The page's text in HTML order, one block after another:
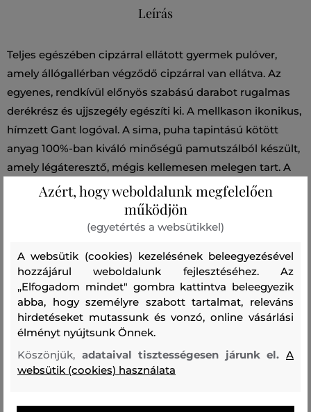
Leírás
Teljes egészében cipzárral ellátott gyermek pulóver,
amely állógallérban végződő cipzárral van ellátva. Az
egyenes, rendkívül előnyös szabású darabot rugalmas
derékrész és ujjszegély egészíti ki. A mellkason ikonikus,
hímzett Gant logóval. A sima, puha tapintású kötött
anyag 100%-ban kiváló minőségű pamutszálból készült,
amely légáteresztő, mégis kellemesen melegen tart. A
prémium anyagösszetétel rendkívül kényelmes érzést
biztosít viselés közben. Praktikus, sokoldalúan
felhasználható darab.
Szabás/Típus REGULAR Szezon: PF24
Termék kódja
884031-424-GY-433
Összetétel
felső anyag
Azért, hogy weboldalunk megfelelően
működjön
(egyetértés a websütikkel)
A websütik (cookies) kezelésének beleegyezésével
hozzájárul weboldalunk fejlesztéséhez. Az
„Elfogadom mindet" gombra kattintva beleegyezik
abba, hogy személyre szabott tartalmat, releváns
hirdetéseket mutassunk és vonzó, online vásárlási
élményt nyújtsunk Önnek.
Köszönjük, adataival tisztességesen járunk el.A
websütik (cookies) használata